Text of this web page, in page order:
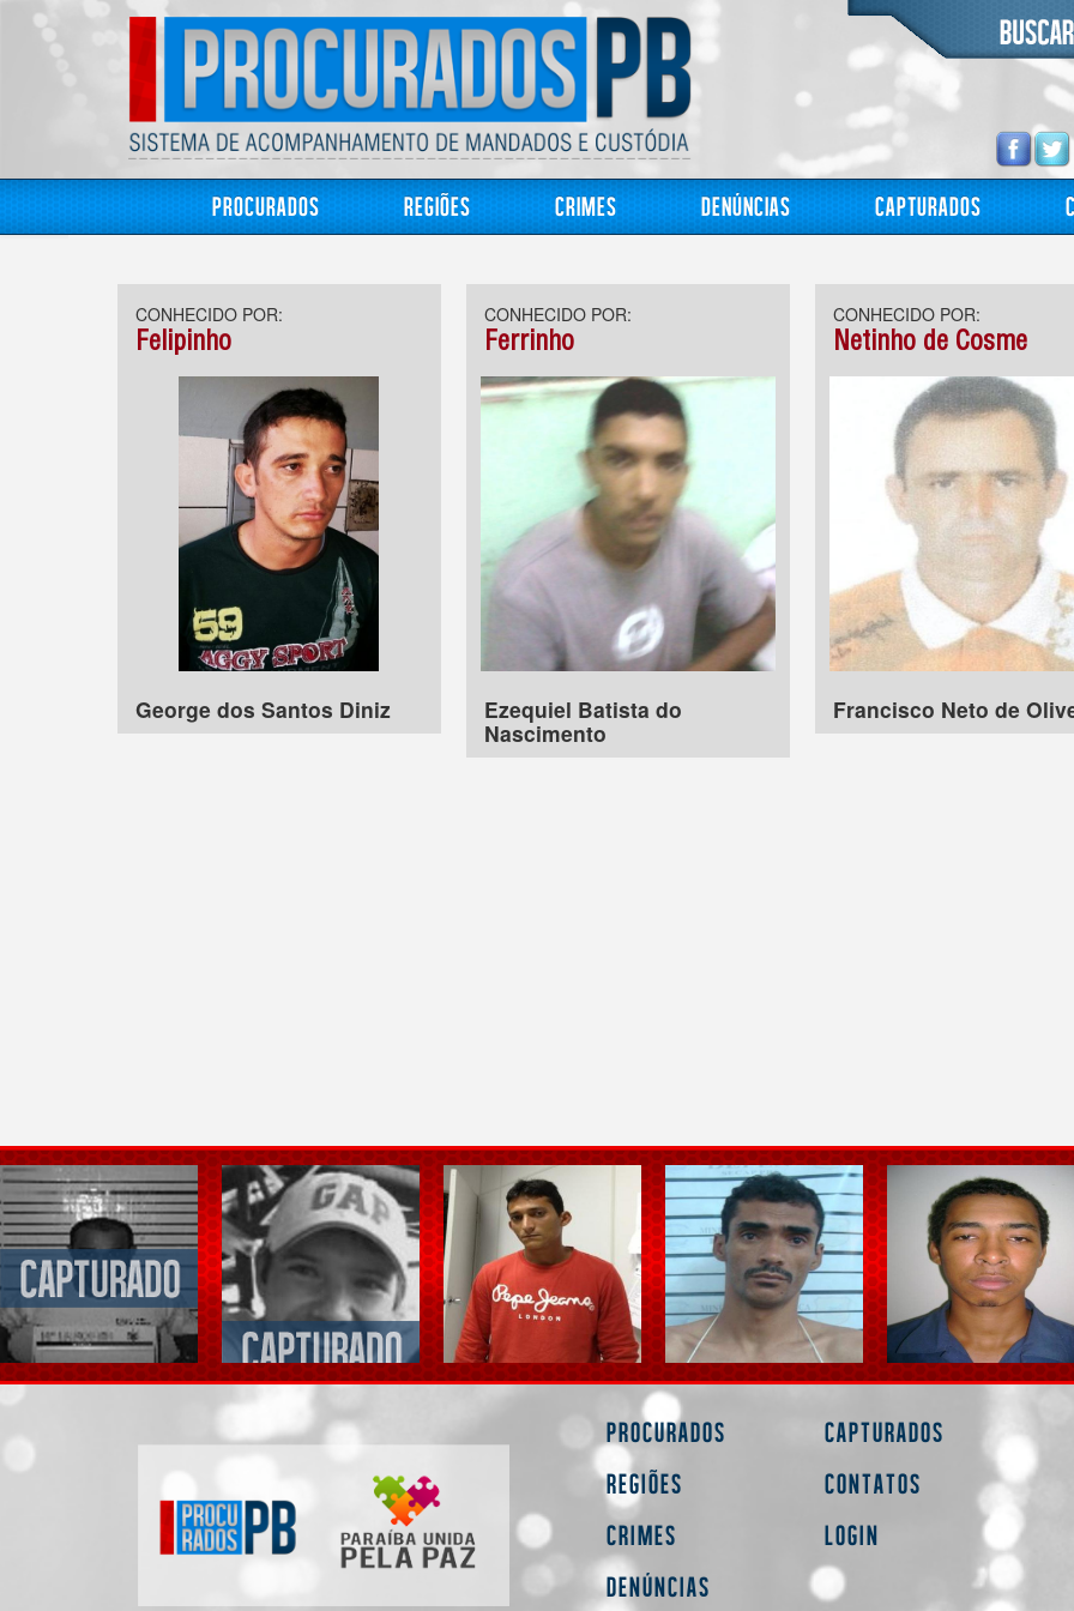
Procurados Regiões Crimes Denúncias Capturados
CONHECIDO POR:
Felipinho
George dos Santos Diniz
CONHECIDO POR:
Ferrinho
Ezequiel Batista do
Nascimento
CONHECIDO POR:
Netinho de Cosme
Francisco Neto de
Procurados
Regiões
Crimes
Denúncias
Capturados
Contatos
Login